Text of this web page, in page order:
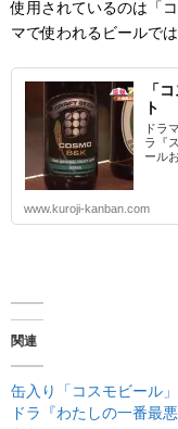
使用されているのは「
マで使われるビールで
「
ト
ドラ
ラ『
ール
www.kuroji-kanban.com
関連
缶入り「コスモビール
ドラ『わたしの一番最